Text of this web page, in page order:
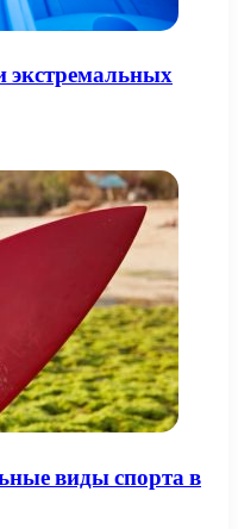
экстремальных
виды спорта в